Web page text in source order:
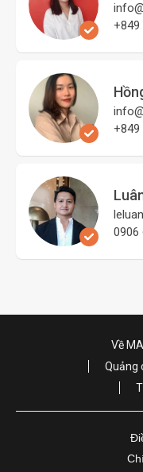
+849
+849
0906
Về
Quảng